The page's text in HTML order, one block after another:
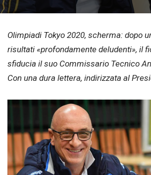
Olimpiadi Tokyo 2020, scherma: dopo
risultati «profondamente deludenti», il
sfiducia il suo Commissario Tecnico
Con una dura lettera, indirizzata al